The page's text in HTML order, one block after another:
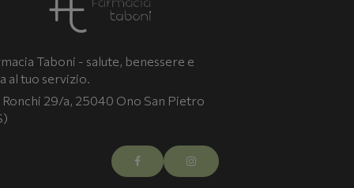
Taboni - salute, benessere e
al tuo servizio.
Ronchi 29/a, 25040 Ono San Pietro